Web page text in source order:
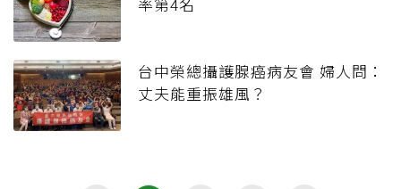
台中榮總攝護腺癌病友會 婦人問：
丈夫能重振雄風？